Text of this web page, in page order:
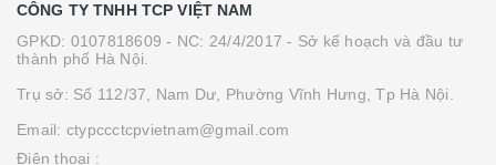
CÔNG TY TNHH TCP VIỆT NAM
GPKD: 0107818609 - NC: 24/4/2017 - Sở kế hoạch và đầu tư
thành phố Hà Nội.
Trụ sở: Số 112/37, Nam Dư, Phường Vĩnh Hưng, Tp Hà Nội.
Email: ctypccctcpvietnam@gmail.com
Điện thoại :